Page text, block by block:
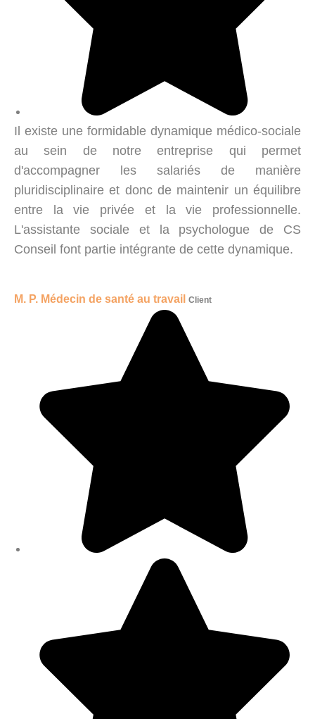
Il existe une formidable dynamique médico-sociale
au sein de notre entreprise qui permet
d'accompagner les salariés de manière
pluridisciplinaire et donc de maintenir un équilibre
entre la vie privée et la vie professionnelle.
L'assistante sociale et la psychologue de CS
Conseil font partie intégrante de cette dynamique.
M. P. Médecin de santé au travail Client